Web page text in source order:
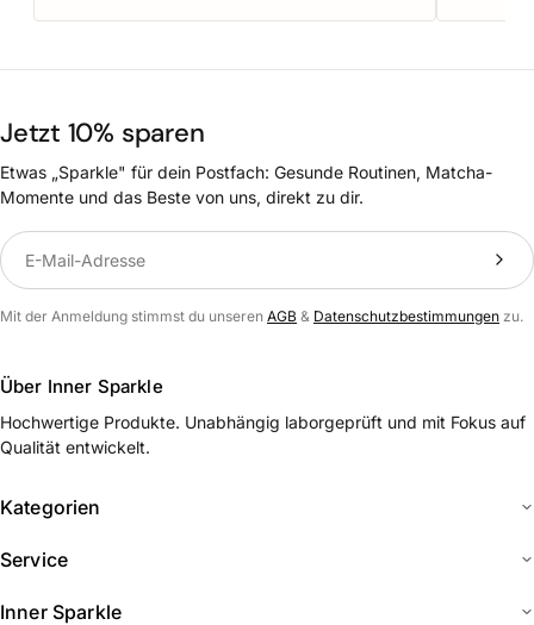
Jetzt 10% sparen
Etwas „Sparkle" für dein Postfach: Gesunde Routinen, Matcha-
Momente und das Beste von uns, direkt zu dir.
Translation missing: de.newsletter.label
Mit der Anmeldung stimmst du unseren AGB & Datenschutzbestimmungen zu.
Über Inner Sparkle
Hochwertige Produkte. Unabhängig laborgeprüft und mit Fokus auf
Qualität entwickelt.
Kategorien
Service
Inner Sparkle